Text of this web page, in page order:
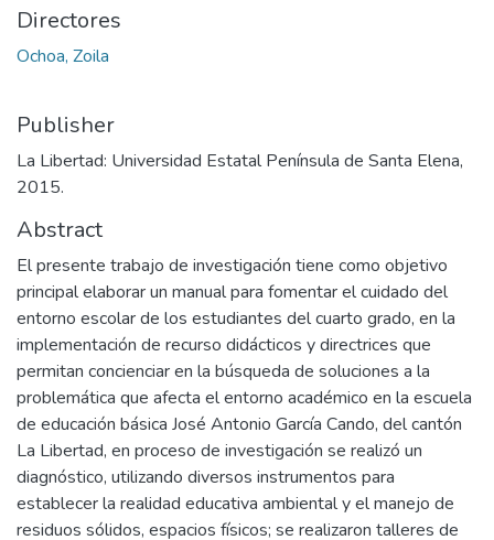
Directores
Ochoa, Zoila
Publisher
La Libertad: Universidad Estatal Península de Santa Elena,
2015.
Abstract
El presente trabajo de investigación tiene como objetivo
principal elaborar un manual para fomentar el cuidado del
entorno escolar de los estudiantes del cuarto grado, en la
implementación de recurso didácticos y directrices que
permitan concienciar en la búsqueda de soluciones a la
problemática que afecta el entorno académico en la escuela
de educación básica José Antonio García Cando, del cantón
La Libertad, en proceso de investigación se realizó un
diagnóstico, utilizando diversos instrumentos para
establecer la realidad educativa ambiental y el manejo de
residuos sólidos, espacios físicos; se realizaron talleres de